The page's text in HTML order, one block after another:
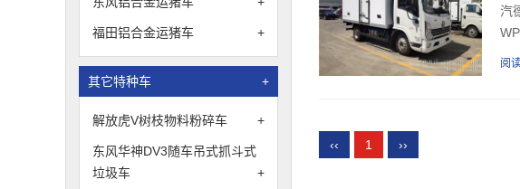
福田铝合金运猪车 +
其它特种车 +
解放虎V树枝物料粉碎车 +
东风华神DV3随车吊式抓斗式
垃圾车
+
汽
阅
‹‹ 1 ››